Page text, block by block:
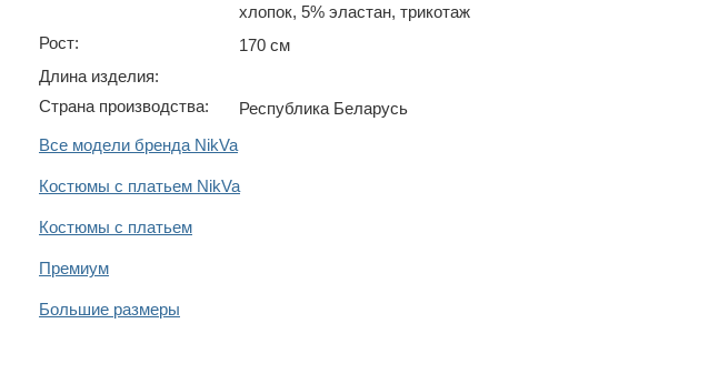
хлопок, 5% эластан, трикотаж
Рост:
170 см
Длина изделия:
Страна производства:
Республика Беларусь
Все модели бренда NikVa
Костюмы с платьем NikVa
Костюмы с платьем
Премиум
Большие размеры